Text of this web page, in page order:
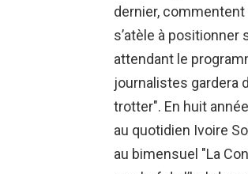
dernier,
s’atèle à
attendant le
journalistes gardera
trotter". En huit
au quotidien Ivoire
au bimensuel "La